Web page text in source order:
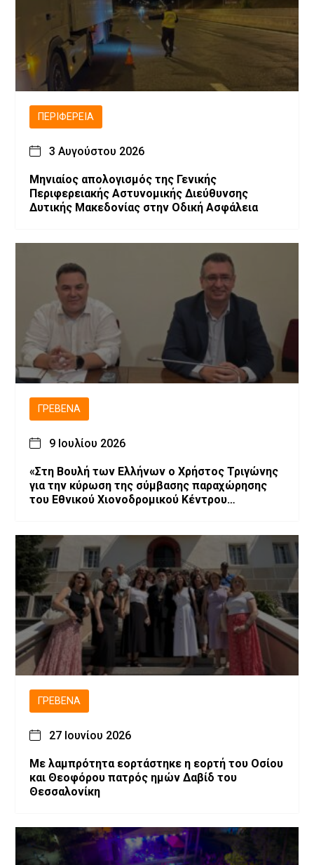
ΠΕΡΙΦΈΡΕΙΑ
3 Αυγούστου 2026
Μηνιαίος απολογισμός της Γενικής
Περιφερειακής Αστυνομικής Διεύθυνσης
Δυτικής Μακεδονίας στην Οδική Ασφάλεια
ΓΡΕΒΕΝΆ
9 Ιουλίου 2026
«Στη Βουλή των Ελλήνων ο Χρήστος Τριγώνης
για την κύρωση της σύμβασης παραχώρησης
του Εθνικού Χιονοδρομικού Κέντρου
ΓΡΕΒΕΝΆ
27 Ιουνίου 2026
Με λαμπρότητα εορτάστηκε η εορτή του Οσίου
και Θεοφόρου πατρός ημών Δαβίδ του
Θεσσαλονίκη